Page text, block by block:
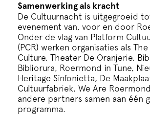
Samenwerking als kracht
De Cultuurnacht is uitgegroeid
evenement van, voor en door
Onder de vlag van Platform
(PCR) werken organisaties als
Culture, Theater De Oranjerie,
Bibliorura, Roermond in Tune,
Heritage Sinfonietta, De
Cultuurfabriek, We Are
andere partners samen aan één
programma.